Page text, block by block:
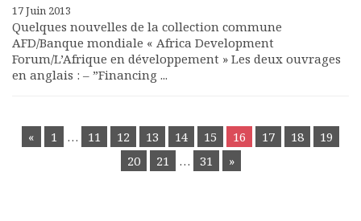
17 Juin 2013
Quelques nouvelles de la collection commune
AFD/Banque mondiale « Africa Development
Forum/L’Afrique en développement » Les deux ouvrages
en anglais : – ”Financing ...
POSTS
NAVIGATION
« 1 … 11 12 13 14 15 16 17 18
19
20
21 … 31 »